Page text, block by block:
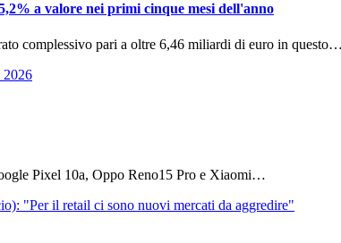
a valore nei primi cinque mesi dell'anno
complessivo pari a oltre 6,46 miliardi di euro in questo…
Pixel 10a, Oppo Reno15 Pro e Xiaomi…